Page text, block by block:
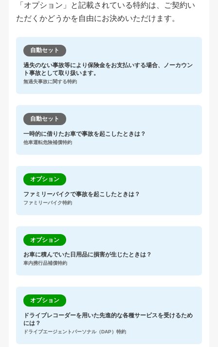
「オプション」と記載されている特約は、ご契約い
ただくかどうかを自由にお決めいただけます。
自動セット
過失のない事故等により保険金をお支払いする場合、ノーカウン
ト事故として取り扱います。
無過失事故に関する特約
自動セット
一時的に借りたお車で事故を起こしたときは？
他車運転危険補償特約
オプション
ファミリーバイクで事故を起こしたときは？
ファミリーバイク特約
オプション
お車に積んでいた日用品に損害が生じたときは？
車内携行品補償特約
オプション
ドライブレコーダーを用いた先進的な各種サービスを受けるため
には？
ドライブエージェントパーソナル（DAP）特約